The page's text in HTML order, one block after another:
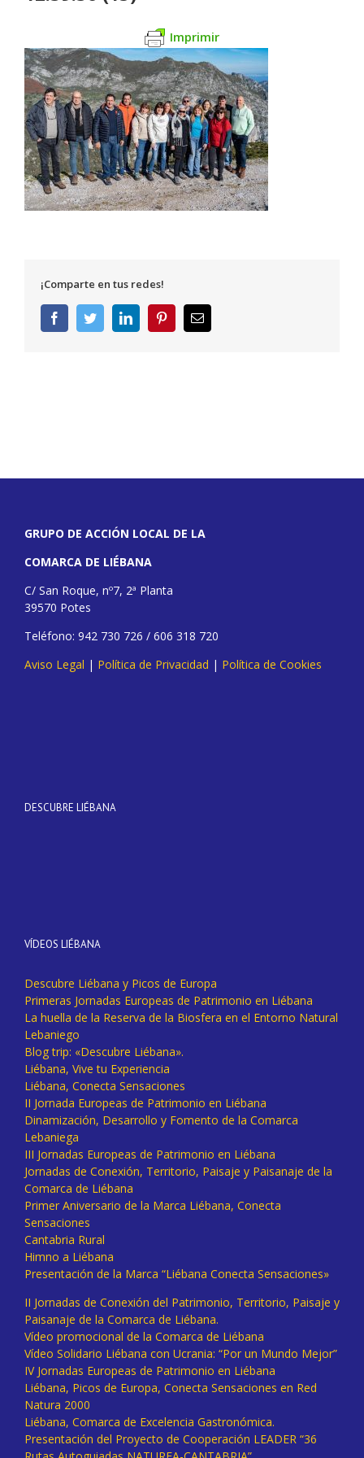
Imprimir
¡Comparte en tus redes!
FacebookTwitterLinkedInPinterestCorreo
electrónico
GRUPO DE ACCIÓN LOCAL DE LA
COMARCA DE LIÉBANA
C/ San Roque, nº7, 2ª Planta
39570 Potes
Teléfono: 942 730 726 / 606 318 720
Aviso Legal | Política de Privacidad | Política de Cookies
DESCUBRE LIÉBANA
VÍDEOS LIÉBANA
Descubre Liébana y Picos de Europa
Primeras Jornadas Europeas de Patrimonio en Liébana
La huella de la Reserva de la Biosfera en el Entorno Natural
Lebaniego
Blog trip: «Descubre Liébana».
Liébana, Vive tu Experiencia
Liébana, Conecta Sensaciones
II Jornada Europeas de Patrimonio en Liébana
Dinamización, Desarrollo y Fomento de la Comarca
Lebaniega
III Jornadas Europeas de Patrimonio en Liébana
Jornadas de Conexión, Territorio, Paisaje y Paisanaje de la
Comarca de Liébana
Primer Aniversario de la Marca Liébana, Conecta
Sensaciones
Cantabria Rural
Himno a Liébana
Presentación de la Marca “Liébana Conecta Sensaciones»
II Jornadas de Conexión del Patrimonio, Territorio, Paisaje y
Paisanaje de la Comarca de Liébana.
Vídeo promocional de la Comarca de Liébana
Vídeo Solidario Liébana con Ucrania: “Por un Mundo Mejor”
IV Jornadas Europeas de Patrimonio en Liébana
Liébana, Picos de Europa, Conecta Sensaciones en Red
Natura 2000
Liébana, Comarca de Excelencia Gastronómica.
Presentación del Proyecto de Cooperación LEADER “36